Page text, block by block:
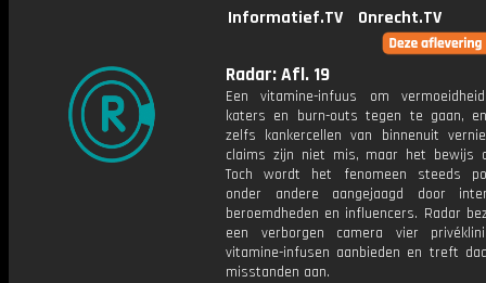
Informatief.TV
Onrecht.TV
Radar: Afl. 19
Een vitamine-infuus om
katers en burn-outs tegen te gaan,
zelfs kankercellen van binnenuit
claims zijn niet mis, maar het bewijs
Toch wordt het fenomeen steeds
onder andere aangejaagd door
beroemdheden en influencers. Radar
een verborgen camera vier
vitamine-infusen aanbieden en treft
misstanden aan.